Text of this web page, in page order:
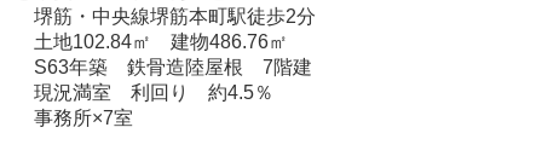
堺筋・中央線堺筋本町駅徒歩2分
土地102.84㎡ 建物486.76㎡
S63年築 鉄骨造陸屋根 7階建
現況満室 利回り 約4.5％
事務所×7室